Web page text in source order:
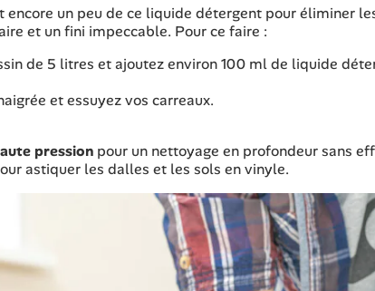
un peu de ce liquide détergent pour éliminer
et un fini impeccable. Pour ce faire :
de 5 litres et ajoutez environ 100 ml de liquide
et essuyez vos carreaux.
pression pour un nettoyage en profondeur sans
astiquer les dalles et les sols en vinyle.